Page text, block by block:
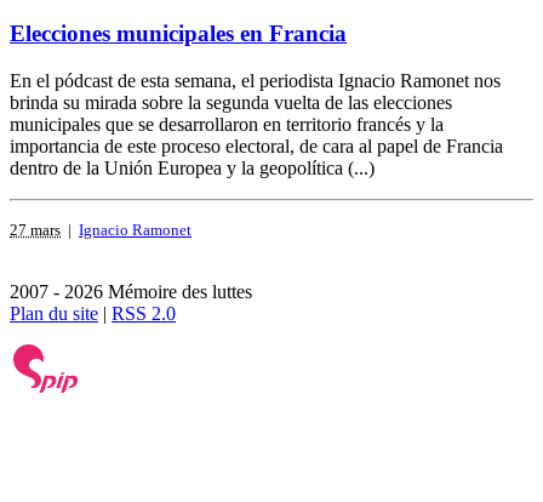
Elecciones municipales en Francia
En el pódcast de esta semana, el periodista Ignacio Ramonet nos
brinda su mirada sobre la segunda vuelta de las elecciones
municipales que se desarrollaron en territorio francés y la
importancia de este proceso electoral, de cara al papel de Francia
dentro de la Unión Europea y la geopolítica (...)
27 mars | Ignacio Ramonet
2007 - 2026 Mémoire des luttes
Plan du site | RSS 2.0